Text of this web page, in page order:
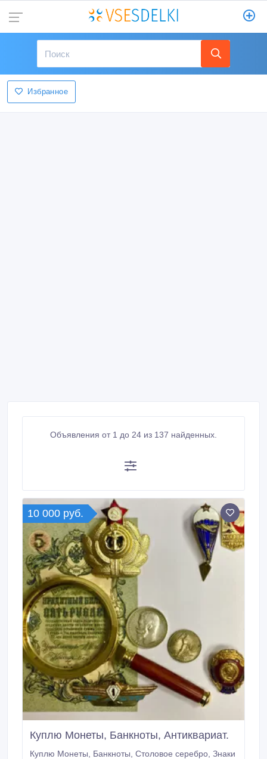
Избранное
Объявления от 1 до 24 из 137 найденных.
10 000 руб.
Куплю Монеты, Банкноты, Антиквариат.
Куплю Монеты, Банкноты, Столовое серебро, Знаки